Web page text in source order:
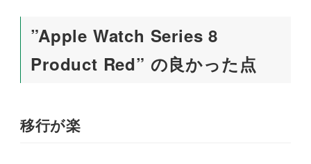
”Apple Watch Series 8
Product Red” の良かった点
移行が楽